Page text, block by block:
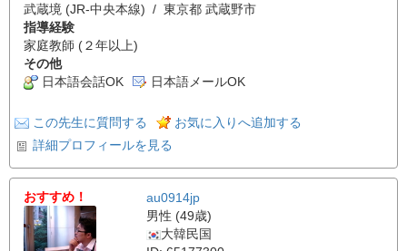
武蔵境 (JR-中央本線) / 東京都 武蔵野市
指導経験
家庭教師 (２年以上)
その他
日本語会話OK
日本語メールOK
この先生に質問する
お気に入りへ追加する
詳細プロフィールを見る
おすすめ！
au0914jp
男性 (49歳)
大韓民国